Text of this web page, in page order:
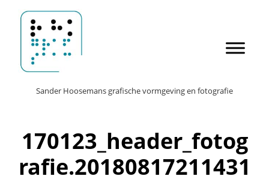
naar
de
hoofd
inhoud
Sander Hoosemans
HeaderSander Hoosemans grafische vormgeving en fotografie
170123_header_fotog
rafie.20180817211431